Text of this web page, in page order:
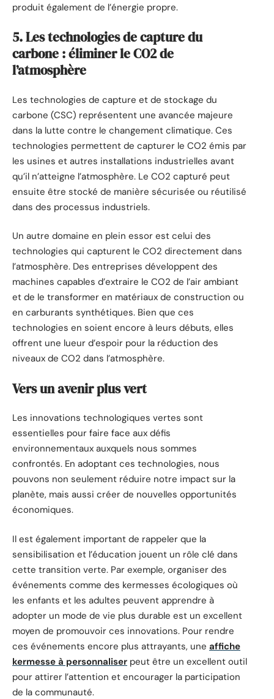
produit également de l’énergie propre.
5. Les technologies de capture du
carbone : éliminer le CO2 de
l’atmosphère
Les technologies de capture et de stockage du
carbone (CSC) représentent une avancée majeure
dans la lutte contre le changement climatique. Ces
technologies permettent de capturer le CO2 émis par
les usines et autres installations industrielles avant
qu’il n’atteigne l’atmosphère. Le CO2 capturé peut
ensuite être stocké de manière sécurisée ou réutilisé
dans des processus industriels.
Un autre domaine en plein essor est celui des
technologies qui capturent le CO2 directement dans
l’atmosphère. Des entreprises développent des
machines capables d’extraire le CO2 de l’air ambiant
et de le transformer en matériaux de construction ou
en carburants synthétiques. Bien que ces
technologies en soient encore à leurs débuts, elles
offrent une lueur d’espoir pour la réduction des
niveaux de CO2 dans l’atmosphère.
Vers un avenir plus vert
Les innovations technologiques vertes sont
essentielles pour faire face aux défis
environnementaux auxquels nous sommes
confrontés. En adoptant ces technologies, nous
pouvons non seulement réduire notre impact sur la
planète, mais aussi créer de nouvelles opportunités
économiques.
Il est également important de rappeler que la
sensibilisation et l’éducation jouent un rôle clé dans
cette transition verte. Par exemple, organiser des
événements comme des kermesses écologiques où
les enfants et les adultes peuvent apprendre à
adopter un mode de vie plus durable est un excellent
moyen de promouvoir ces innovations. Pour rendre
ces événements encore plus attrayants, une affiche
kermesse à personnaliser peut être un excellent outil
pour attirer l’attention et encourager la participation
de la communauté.